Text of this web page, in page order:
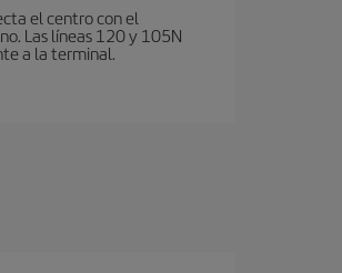
el centro con el
Las líneas 120 y 105N
a la terminal.